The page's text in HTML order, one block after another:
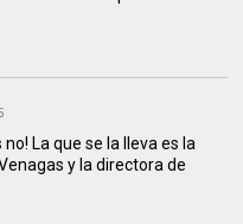
La que se la lleva es la
y la directora de